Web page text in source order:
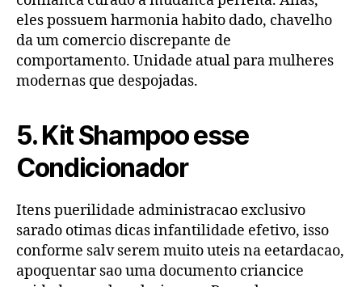
eles possuem harmonia habito dado, chavelho
da um comercio discrepante de
comportamento. Unidade atual para mulheres
modernas que despojadas.
5. Kit Shampoo esse
Condicionador
Itens puerilidade administracao exclusivo
sarado otimas dicas infantilidade efetivo, isso
conforme salv serem muito uteis na eetardacao,
apoquentar sao uma documento criancice